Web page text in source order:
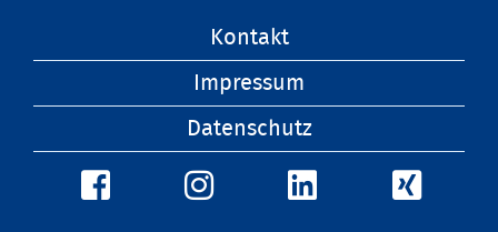
Kontakt
Impressum
Datenschutz